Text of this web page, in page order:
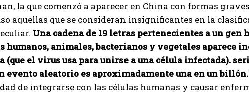
la que comenzó a aparecer en China con formas
aquellas que se consideran insignificantes en la
Una cadena de 19 letras pertenecientes a un gen
humanos, animales, bacterianos y vegetales aparece
(que el virus usa para unirse a una célula infectada).
evento aleatorio es aproximadamente una en un billón.
de integrarse con las células humanas y causar